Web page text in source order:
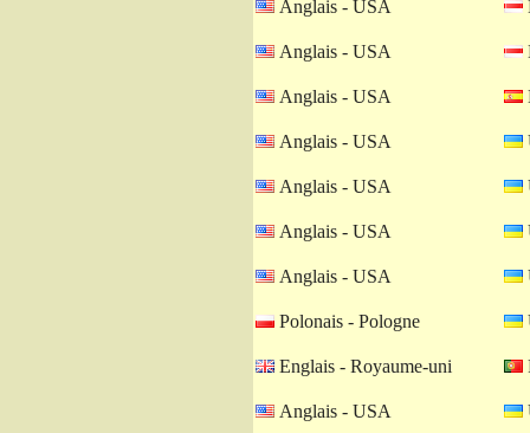
Anglais - USA
Anglais - USA
Anglais - USA
Anglais - USA
Anglais - USA
Anglais - USA
Anglais - USA
Polonais - Pologne
Englais - Royaume-uni
Anglais - USA